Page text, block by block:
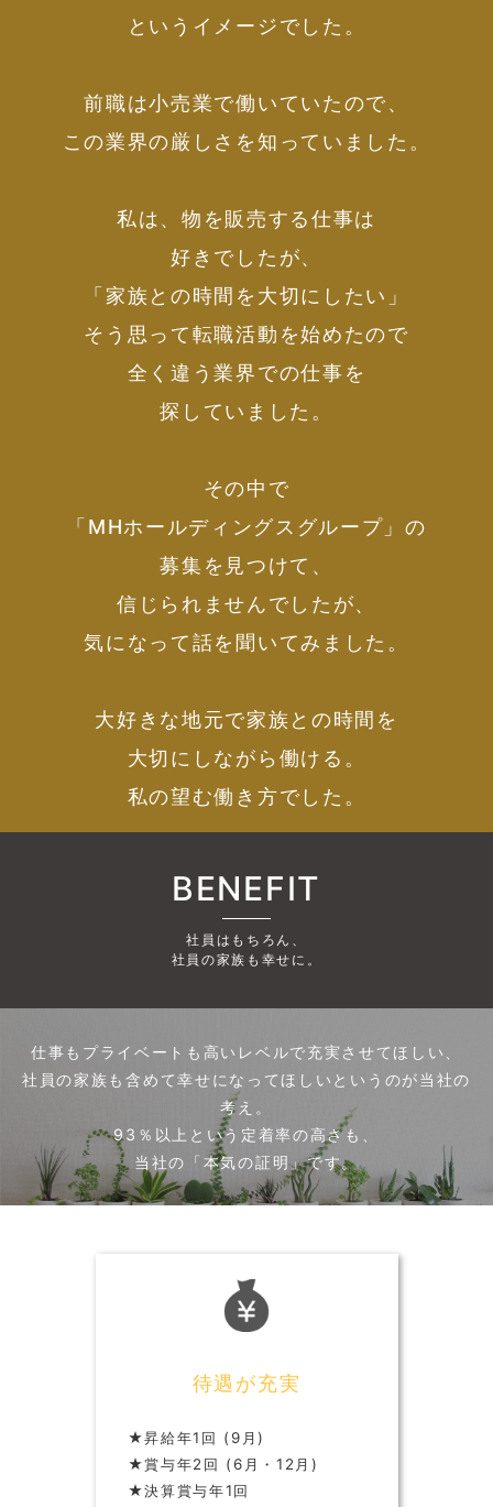
というイメージでした。
前職は小売業で働いていたので、
この業界の厳しさを知っていました。
私は、物を販売する仕事は
好きでしたが、
「家族との時間を大切にしたい」
そう思って転職活動を始めたので
全く違う業界での仕事を
探していました。
その中で
「MHホールディングスグループ」の
募集を見つけて、
信じられませんでしたが、
気になって話を聞いてみました。
大好きな地元で家族との時間を
大切にしながら働ける。
私の望む働き方でした。
BENEFIT
社員はもちろん、
社員の家族も幸せに。
仕事もプライベートも高いレベルで充実させてほしい、
社員の家族も含めて幸せになってほしいというのが当社の
考え。
93％以上という定着率の高さも、
当社の「本気の証明」です。
待遇が充実
★昇給年1回 (9月)
★賞与年2回 (6月・12月)
★決算賞与年1回